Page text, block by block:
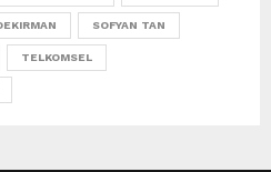
SOFYAN TAN
TELKOMSEL